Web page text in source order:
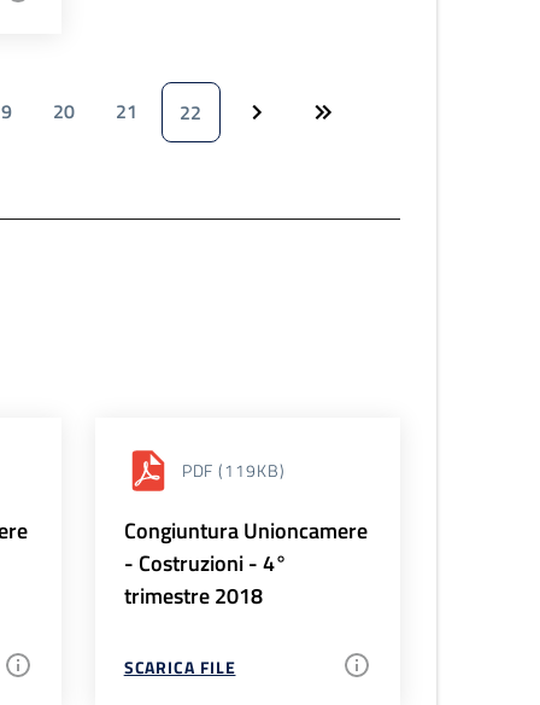
20 21 22
PDF (119KB)
Congiuntura Unioncamere
- Costruzioni - 4°
trimestre 2018
SCARICA FILE